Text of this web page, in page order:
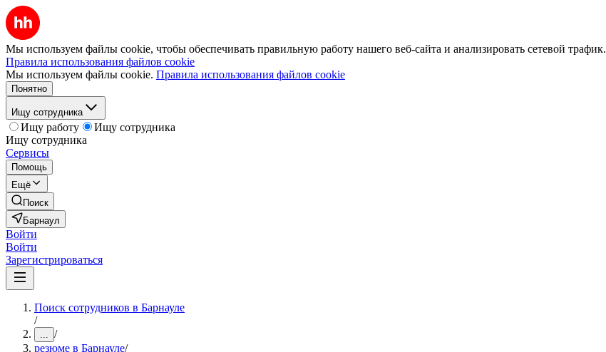
Мы используем файлы cookie, чтобы обеспечивать правильную работу нашего веб-сайта и анализировать сетевой трафик.
Правила использования файлов cookie
Мы используем файлы cookie. Правила использования файлов cookie
Понятно
Ищу сотрудника
Ищу работу
Ищу сотрудника
Ищу сотрудника
Сервисы
Помощь
Ещё
Поиск
Барнаул
Войти
Войти
Зарегистрироваться
Поиск сотрудников в Барнауле
/
... /
резюме в Барнауле/